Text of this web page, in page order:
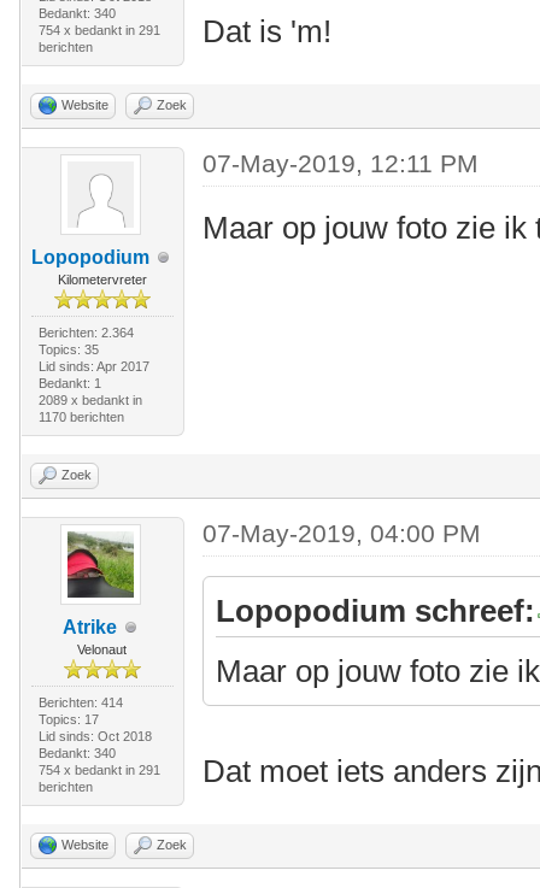
Bedankt: 340
754 x bedankt in 291
berichten
Dat is 'm!
Website Zoek
Lopopodium
Kilometervreter
Berichten: 2.364
Topics: 35
Lid sinds: Apr 2017
Bedankt: 1
2089 x bedankt in
1170 berichten
07-May-2019, 12:11 PM
Maar op jouw foto zie
Zoek
Atrike
Velonaut
Berichten: 414
Topics: 17
Lid sinds: Oct 2018
Bedankt: 340
754 x bedankt in 291
berichten
07-May-2019, 04:00 PM
Lopopodium schreef:
Maar op jouw foto zie
Dat moet iets anders
Website Zoek